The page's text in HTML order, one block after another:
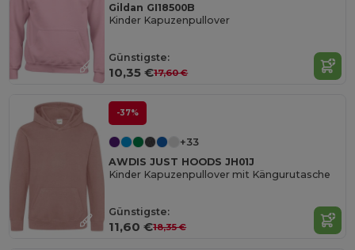
Gildan GI18500B
Kinder Kapuzenpullover
Günstigste:
10,35 €17,60 €
-37%
+33
AWDIS JUST HOODS JH01J
Kinder Kapuzenpullover mit Kängurutasche
Günstigste:
11,60 €18,35 €